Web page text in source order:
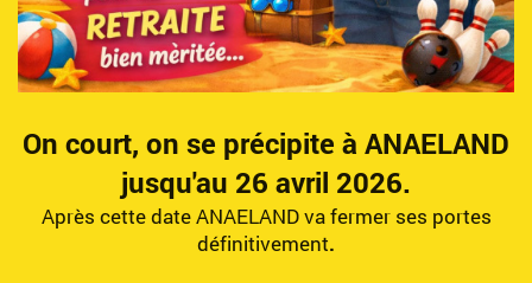
On court, on se précipite à ANAELAND
jusqu'au 26 avril 2026.
Après cette date ANAELAND va fermer ses portes
définitivement.